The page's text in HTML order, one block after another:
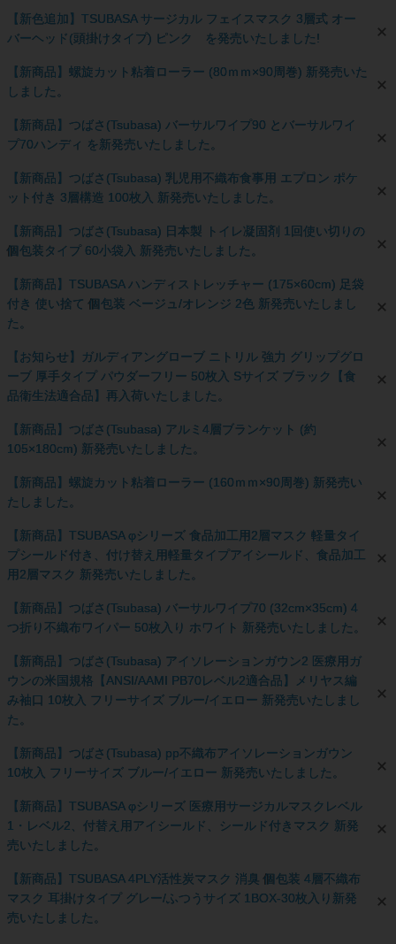
【新色追加】TSUBASA サージカル フェイスマスク 3層式 オー
バーヘッド(頭掛けタイプ) ピンク を発売いたしました!
【新商品】螺旋カット粘着ローラー (80ｍｍ×90周巻) 新発売いた
しました。
【新商品】つばさ(Tsubasa) バーサルワイプ90 とバーサルワイ
プ70ハンディ を新発売いたしました。
【新商品】つばさ(Tsubasa) 乳児用不織布食事用 エプロン ポケ
ット付き 3層構造 100枚入 新発売いたしました。
【新商品】つばさ(Tsubasa) 日本製 トイレ凝固剤 1回使い切りの
個包装タイプ 60小袋入 新発売いたしました。
【新商品】TSUBASA ハンディストレッチャー (175×60cm) 足袋
付き 使い捨て 個包装 ベージュ/オレンジ 2色 新発売いたしまし
た。
【お知らせ】ガルディアングローブ ニトリル 強力 グリップグロ
ーブ 厚手タイプ パウダーフリー 50枚入 Sサイズ ブラック【食
品衛生法適合品】再入荷いたしました。
【新商品】つばさ(Tsubasa) アルミ4層ブランケット (約
105×180cm) 新発売いたしました。
【新商品】螺旋カット粘着ローラー (160ｍｍ×90周巻) 新発売い
たしました。
【新商品】TSUBASA φシリーズ 食品加工用2層マスク 軽量タイ
プシールド付き、付け替え用軽量タイプアイシールド、食品加工
用2層マスク 新発売いたしました。
【新商品】つばさ(Tsubasa) バーサルワイプ70 (32cm×35cm) 4
つ折り不織布ワイパー 50枚入り ホワイト 新発売いたしました。
【新商品】つばさ(Tsubasa) アイソレーションガウン2 医療用ガ
ウンの米国規格【ANSI/AAMI PB70レベル2適合品】メリヤス編
み袖口 10枚入 フリーサイズ ブルー/イエロー 新発売いたしまし
た。
【新商品】つばさ(Tsubasa) pp不織布アイソレーションガウン
10枚入 フリーサイズ ブルー/イエロー 新発売いたしました。
【新商品】TSUBASA φシリーズ 医療用サージカルマスクレベル
1・レベル2、付替え用アイシールド、シールド付きマスク 新発
売いたしました。
【新商品】TSUBASA 4PLY活性炭マスク 消臭 個包装 4層不織布
マスク 耳掛けタイプ グレー/ふつうサイズ 1BOX-30枚入り新発
売いたしました。